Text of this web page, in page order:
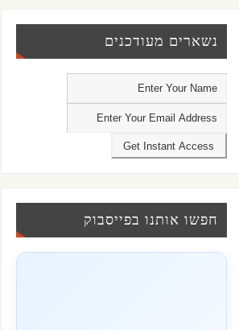
נשארים מעודכנים
חפשו אותנו בפייסבוק